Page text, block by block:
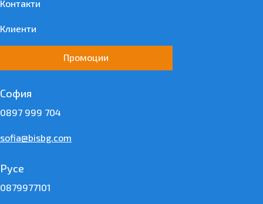
Контакти
Клиенти
Промоции
София
0897 999 704
sofia@bisbg.com
Русе
0879977101